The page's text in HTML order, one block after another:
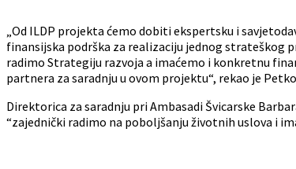
„Od ILDP projekta ćemo dobiti ekspertsku i
finansijska podrška za realizaciju jednog strateškog
radimo Strategiju razvoja a imaćemo i konkretnu
partnera za saradnju u ovom projektu“, rekao je
Direktorica za saradnju pri Ambasadi Švicarske
“zajednički radimo na poboljšanju životnih uslova i